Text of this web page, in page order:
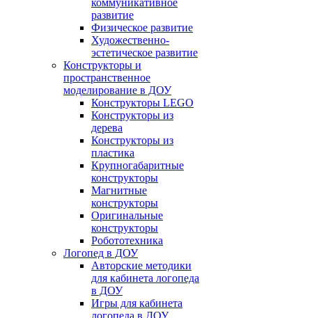
коммуникативное
развитие
Физическое развитие
Художественно-
эстетическое развитие
Конструкторы и
пространственное
моделирование в ДОУ
Конструкторы LEGO
Конструкторы из
дерева
Конструкторы из
пластика
Крупногабаритные
конструкторы
Магнитные
конструкторы
Оригинальные
конструкторы
Робототехника
Логопед в ДОУ
Авторские методики
для кабинета логопеда
в ДОУ
Игры для кабинета
логопеда в ДОУ